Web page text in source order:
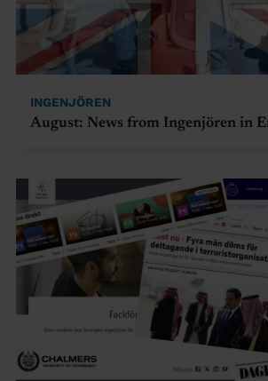
INGENJÖREN
August: News from Ingenjören in